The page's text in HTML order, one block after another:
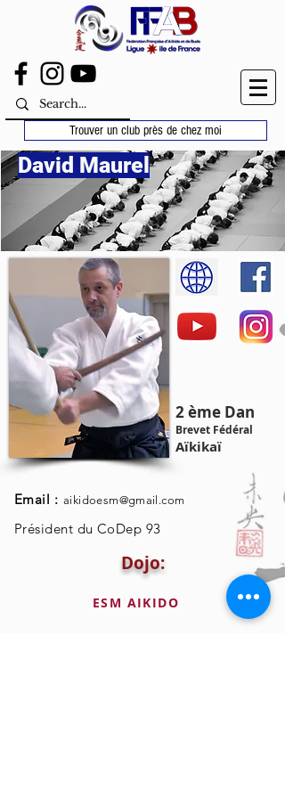
Trouver un club près de chez moi
David Maurel
2 ème Dan
Brevet Fédéral
Aïkikaï
Email : aikidoesm@gmail.com
Président du CoDep 93
Dojo:
ESM AIKIDO